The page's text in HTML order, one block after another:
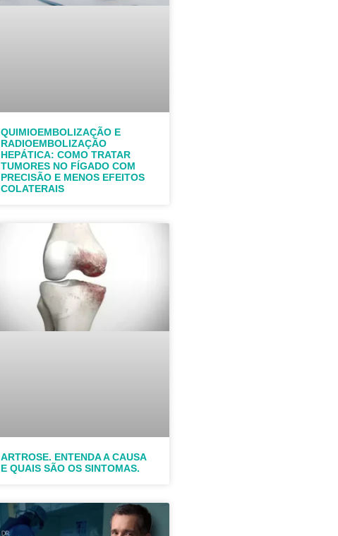
QUIMIOEMBOLIZAÇÃO E
RADIOEMBOLIZAÇÃO
HEPÁTICA: COMO TRATAR
TUMORES NO FÍGADO COM
PRECISÃO E MENOS EFEITOS
COLATERAIS
ARTROSE. ENTENDA A CAUSA
E QUAIS SÃO OS SINTOMAS.